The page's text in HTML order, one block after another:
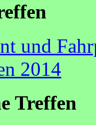
und
2014
Treffen